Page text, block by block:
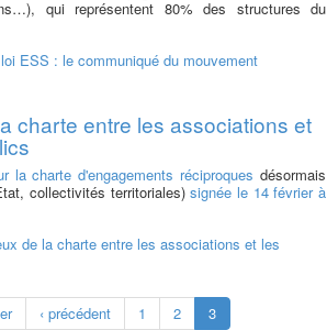
qui représentent 80% des structures du
ESS : le communiqué du mouvement
charte entre les associations et
la charte d'engagements réciproques désormais
collectivités territoriales)signée le 14 février à
de la charte entre les associations et les
‹ précédent 1 2 3